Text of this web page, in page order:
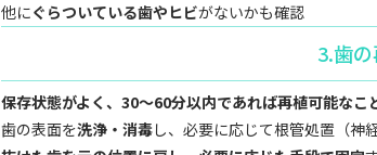
他にぐらついている歯やヒビがないかも確認
3.歯の
保存状態がよく、30～60分以内であれば再植可能なこ
歯の表面を洗浄・消毒し、必要に応じて根管処置（神